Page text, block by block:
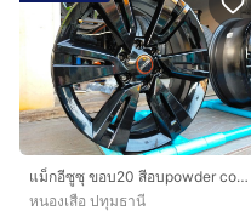
แม็กอีซูซุ ขอบ20 สีอบpowder coat ใส่ อีซูซุตัวสูงได้ทุกรุ่น mux. Mu7
หนองเสือ ปทุมธานี